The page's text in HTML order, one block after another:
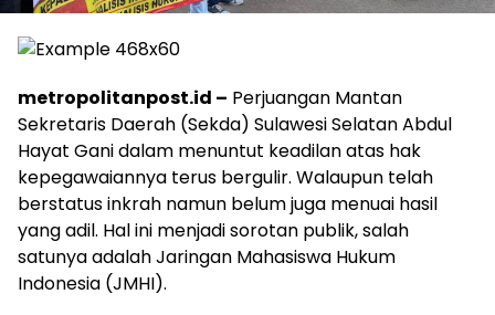
metropolitanpost.id – Perjuangan Mantan
Sekretaris Daerah (Sekda) Sulawesi Selatan Abdul
Hayat Gani dalam menuntut keadilan atas hak
kepegawaiannya terus bergulir. Walaupun telah
berstatus inkrah namun belum juga menuai hasil
yang adil. Hal ini menjadi sorotan publik, salah
satunya adalah Jaringan Mahasiswa Hukum
Indonesia (JMHI).